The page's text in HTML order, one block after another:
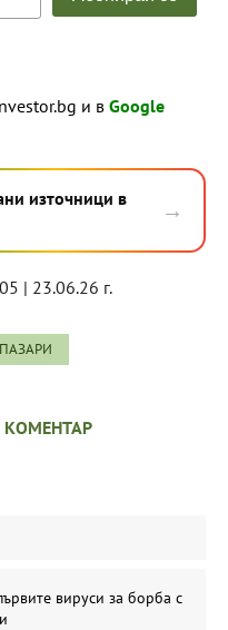
и в Google
източници в
→
| 23.06.26 г.
вируси за борба с